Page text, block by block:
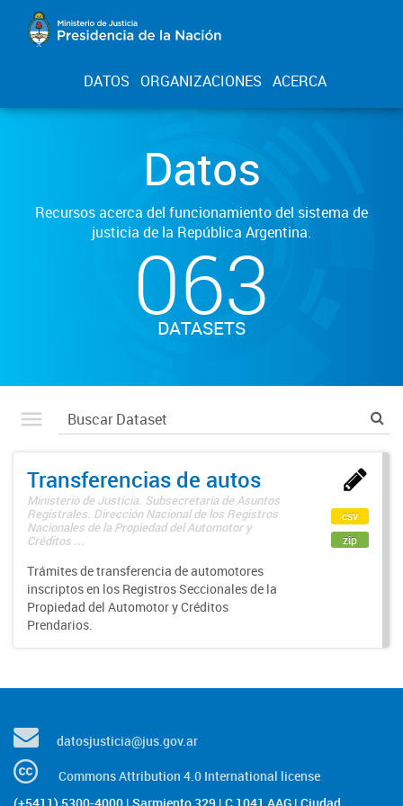
DATOS ORGANIZACIONES ACERCA
Datos
Recursos acerca del funcionamiento del sistema de
justicia de la República Argentina.
063
DATASETS
Transferencias de autos
Ministerio de Justicia. Subsecretaría de Asuntos
Registrales. Dirección Nacional de los Registros
Nacionales de la Propiedad del Automotor y
Créditos ...
Trámites de transferencia de automotores
inscriptos en los Registros Seccionales de la
Propiedad del Automotor y Créditos
Prendarios.
csv
zip
datosjusticia@jus.gov.ar
Commons Attribution 4.0 International license